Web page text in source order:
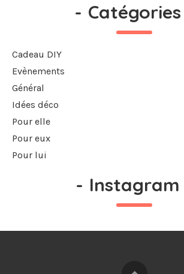
- Catégories
Cadeau DIY
Evènements
Général
Idées déco
Pour elle
Pour eux
Pour lui
- Instagram